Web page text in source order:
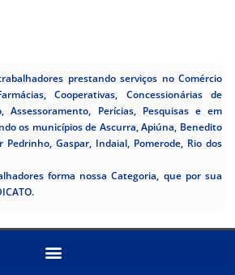
prestando serviços no Comércio
Cooperativas, Concessionárias de
Assessoramento, Perícias, Pesquisas e em
os municípios de Ascurra, Apiúna, Benedito
Gaspar, Indaial, Pomerode, Rio dos
forma nossa Categoria, que por sua